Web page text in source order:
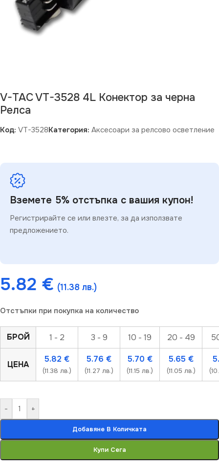
V-TAC VT-3528 4L Конектор за черна
Релса
Код: VT-3528Категория: Аксесоари за релсово осветление
Вземете 5% отстъпка с вашия купон!
Регистрирайте се или влезте, за да използвате
предложението.
5.82 € (11.38 лв.)
Отстъпки при покупка на количество
БРОЙ 1 - 2 3 - 9 10 - 19 20 - 49
ЦЕНА
5.82 €
(11.38 лв.)
5.76 €
(11.27 лв.)
5.70 €
(11.15 лв.)
5.65 €
(11.05 лв.)
- +
Добавяне В Количката
Купи Сега